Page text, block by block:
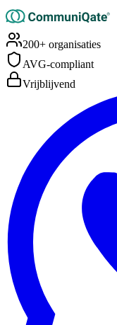
200+ organisaties
AVG-compliant
Vrijblijvend